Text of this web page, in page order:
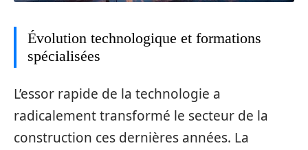
Évolution technologique et formations
spécialisées
L’essor rapide de la technologie a
radicalement transformé le secteur de la
construction ces dernières années. La